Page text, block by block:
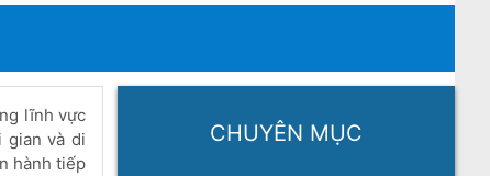
lĩnh vực
gian và di
hành tiếp
CHUYÊN MỤC